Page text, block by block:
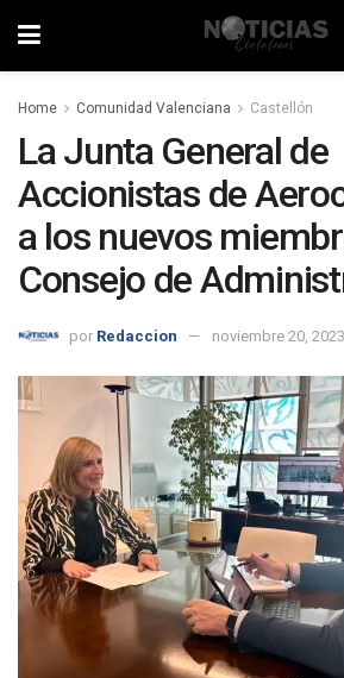
Home Comunidad Valenciana Castellón
La Junta General de
Accionistas de
a los nuevos
Consejo de
por Redaccion noviembre 20, 2023